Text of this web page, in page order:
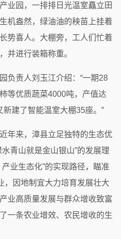
业园，一排排日光温室矗立田
机盎然，绿油油的秧苗上挂着
势喜人。大棚旁，工人们忙着
并进行装箱称重。
负责人刘玉江介绍：“一期28
等优质蔬菜4000吨，产值达
建了智能温室大棚35座。”
年来，漳县立足独特的生态优
青山就是金山银山”的发展理
业生态化”的实现路径，瞄准
，因地制宜大力培育发展壮大
业高质量发展与群众增收致富
一条农业增效、农民增收的生